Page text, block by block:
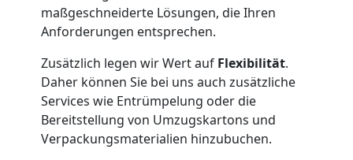
maßgeschneiderte Lösungen, die Ihren
Anforderungen entsprechen.
Zusätzlich legen wir Wert auf Flexibilität.
Daher können Sie bei uns auch zusätzliche
Services wie Entrümpelung oder die
Bereitstellung von Umzugskartons und
Verpackungsmaterialien hinzubuchen.